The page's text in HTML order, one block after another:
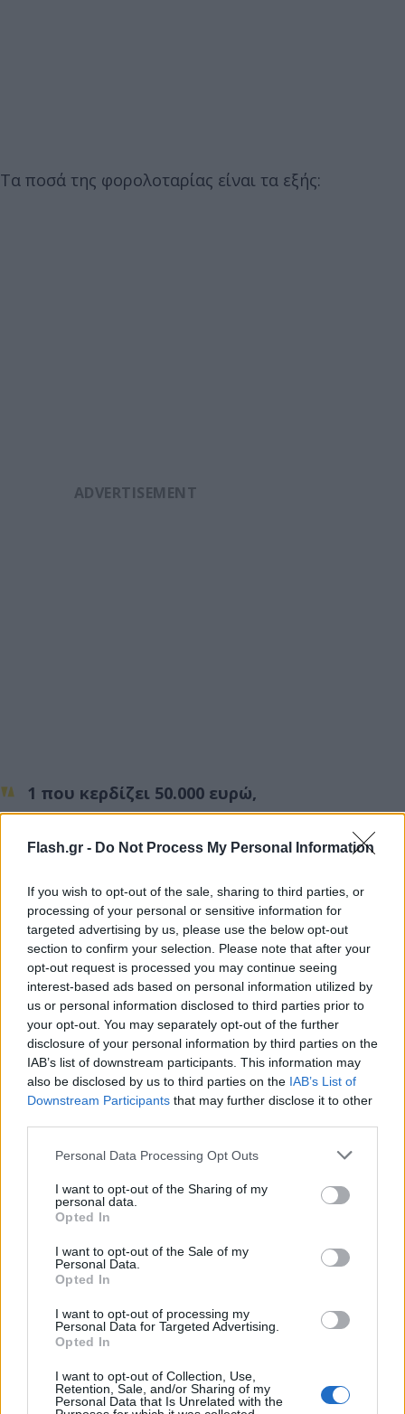
Flash.gr - Do Not Process My Personal Information
If you wish to opt-out of the sale, sharing to third parties, or
processing of your personal or sensitive information for
targeted advertising by us, please use the below opt-out
section to confirm your selection. Please note that after your
opt-out request is processed you may continue seeing
interest-based ads based on personal information utilized by
us or personal information disclosed to third parties prior to
your opt-out. You may separately opt-out of the further
disclosure of your personal information by third parties on the
IAB’s list of downstream participants. This information may
also be disclosed by us to third parties on the IAB’s List of
Downstream Participants that may further disclose it to other
Please note that this website/app uses one or more Google
not limited to your visit or usage behaviour. You may click to
grant or deny consent to Google and its third-party tags to
use your data for below specified purposes in below Google
consent section.
Personal Data Processing Opt Outs
I want to opt-out of the Sharing of my
personal data.
Opted In
I want to opt-out of the Sale of my
Personal Data.
Opted In
I want to opt-out of processing my
Personal Data for Targeted Advertising.
Opted In
I want to opt-out of Collection, Use,
Retention, Sale, and/or Sharing of my
Personal Data that Is Unrelated with the
Τα ποσά της φορολοταρίας είναι τα εξής:
1 που κερδίζει 50.000 ευρώ,